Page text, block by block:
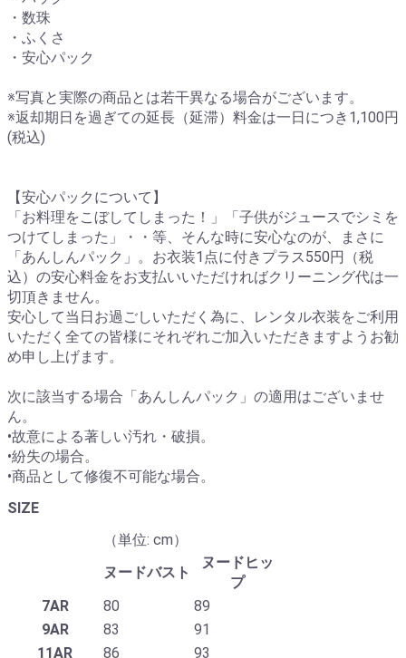
・数珠
・ふくさ
・安心パック
※写真と実際の商品とは若干異なる場合がございます。
※返却期日を過ぎての延長（延滞）料金は一日につき1,100円
(税込)
【安心パックについて】
「お料理をこぼしてしまった！」「子供がジュースでシミを
つけてしまった」・・等、そんな時に安心なのが、まさに
「あんしんパック」。お衣装1点に付きプラス550円（税
込）の安心料金をお支払いいただければクリーニング代は一
切頂きません。
安心して当日お過ごしいただく為に、レンタル衣装をご利用
いただく全ての皆様にそれぞれご加入いただきますようお勧
め申し上げます。
次に該当する場合「あんしんパック」の適用はございませ
ん。
•故意による著しい汚れ・破損。
•紛失の場合。
•商品として修復不可能な場合。
SIZE
（単位: cm）
ヌードバスト
ヌードヒッ
プ
7AR
80
89
9AR
83
91
11AR
86
93